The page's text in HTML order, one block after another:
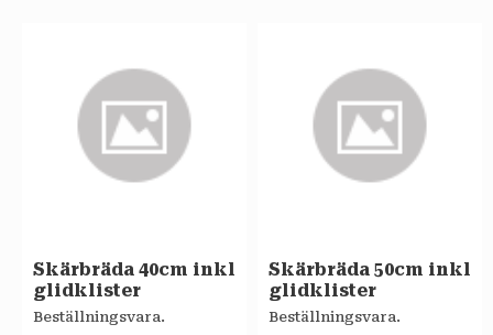
Skärbräda 40cm inkl
glidklister
Beställningsvara.
Skärbräda 50cm inkl
glidklister
Beställningsvara.